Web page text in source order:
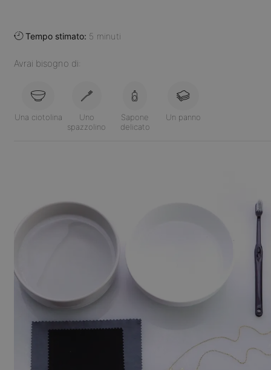
Tempo stimato: 5 minuti
Avrai bisogno di:
Una ciotolina
Uno
spazzolino
Sapone
delicato
Un panno